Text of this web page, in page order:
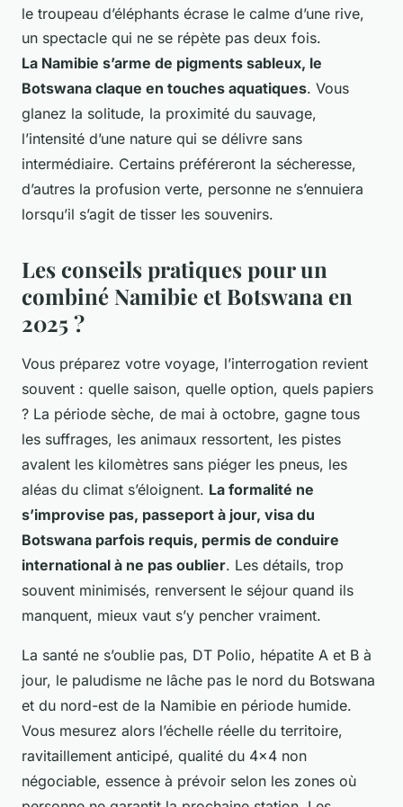
le troupeau d’éléphants écrase le calme d’une rive,
un spectacle qui ne se répète pas deux fois.
La Namibie s’arme de pigments sableux, le
Botswana claque en touches aquatiques. Vous
glanez la solitude, la proximité du sauvage,
l’intensité d’une nature qui se délivre sans
intermédiaire. Certains préféreront la sécheresse,
d’autres la profusion verte, personne ne s’ennuiera
lorsqu’il s’agit de tisser les souvenirs.
Les conseils pratiques pour un
combiné Namibie et Botswana en
2025 ?
Vous préparez votre voyage, l’interrogation revient
souvent : quelle saison, quelle option, quels papiers
? La période sèche, de mai à octobre, gagne tous
les suffrages, les animaux ressortent, les pistes
avalent les kilomètres sans piéger les pneus, les
aléas du climat s’éloignent. La formalité ne
s’improvise pas, passeport à jour, visa du
Botswana parfois requis, permis de conduire
international à ne pas oublier. Les détails, trop
souvent minimisés, renversent le séjour quand ils
manquent, mieux vaut s’y pencher vraiment.
La santé ne s’oublie pas, DT Polio, hépatite A et B à
jour, le paludisme ne lâche pas le nord du Botswana
et du nord-est de la Namibie en période humide.
Vous mesurez alors l’échelle réelle du territoire,
ravitaillement anticipé, qualité du 4x4 non
négociable, essence à prévoir selon les zones où